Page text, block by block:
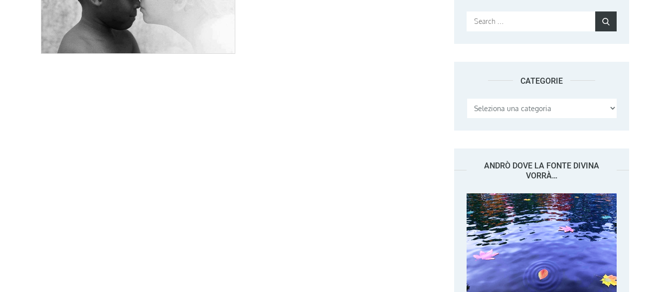
Search
CATEGORIE
Categorie
ANDRÒ DOVE LA FONTE DIVINA
VORRÀ…